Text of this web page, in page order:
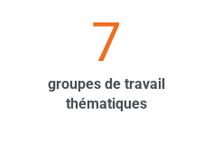
7
groupes de travail
thématiques